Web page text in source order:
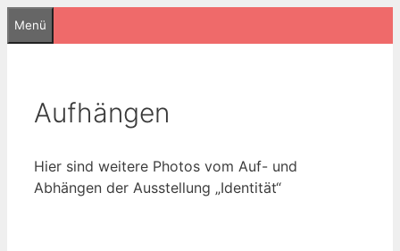
Zum
Inhalt
Menü
Aufhängen
Hier sind weitere Photos vom Auf- und
Abhängen der Ausstellung „Identität“